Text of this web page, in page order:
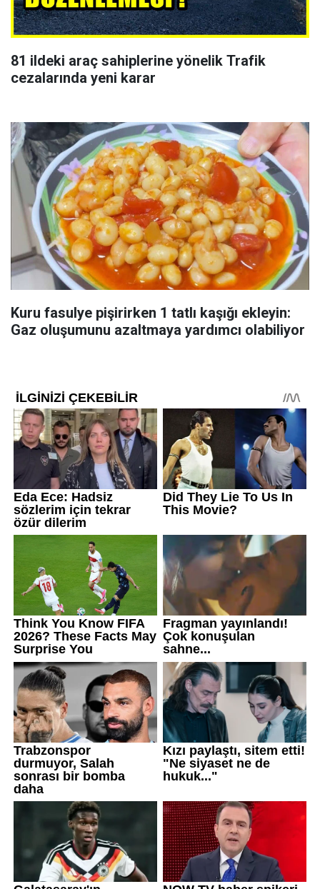
81 ildeki araç sahiplerine yönelik Trafik
cezalarında yeni karar
Kuru fasulye pişirirken 1 tatlı kaşığı ekleyin:
Gaz oluşumunu azaltmaya yardımcı olabiliyor